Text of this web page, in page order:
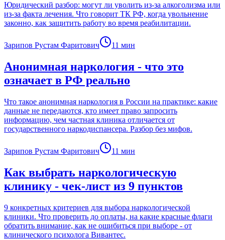
Юридический разбор: могут ли уволить из-за алкоголизма или
из-за факта лечения. Что говорит ТК РФ, когда увольнение
законно, как защитить работу во время реабилитации.
Зарипов Рустам Фаритович 11 мин
Анонимная наркология - что это
означает в РФ реально
Что такое анонимная наркология в России на практике: какие
данные не передаются, кто имеет право запросить
информацию, чем частная клиника отличается от
государственного наркодиспансера. Разбор без мифов.
Зарипов Рустам Фаритович 11 мин
Как выбрать наркологическую
клинику - чек-лист из 9 пунктов
9 конкретных критериев для выбора наркологической
клиники. Что проверить до оплаты, на какие красные флаги
обратить внимание, как не ошибиться при выборе - от
клинического психолога Вивантес.